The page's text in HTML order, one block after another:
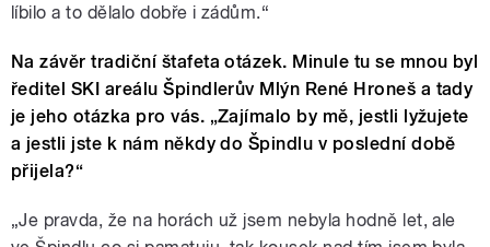
líbilo a to dělalo dobře i zádům.“
Na závěr tradiční štafeta otázek. Minule tu se mnou byl
ředitel SKI areálu Špindlerův Mlýn René Hroneš a tady
je jeho otázka pro vás. „Zajímalo by mě, jestli lyžujete
a jestli jste k nám někdy do Špindlu v poslední době
přijela?“
„Je pravda, že na horách už jsem nebyla hodně let, ale